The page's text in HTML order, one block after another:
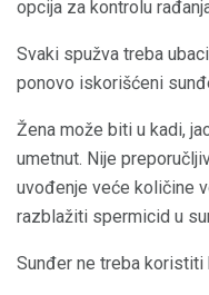
opcija za kontrolu
Svaki spužva treba
ponovo iskorišćeni
Žena može biti u kadi,
umetnut. Nije
uvođenje veće količine
razblažiti spermicid u
Sunđer ne treba koristiti